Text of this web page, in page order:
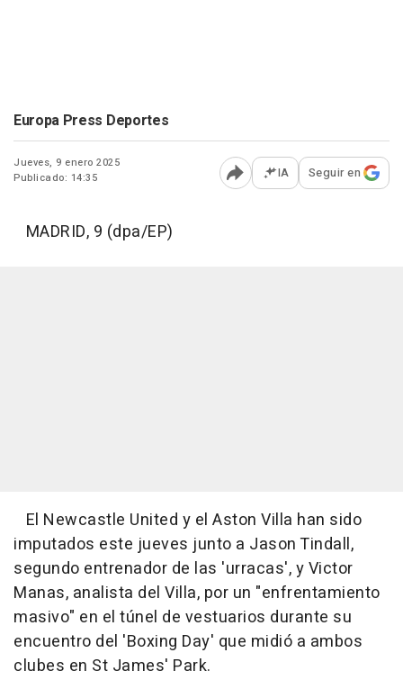
Europa Press Deportes
Jueves, 9 enero 2025
Publicado: 14:35
Abrir opciones para
IA Seguir en
MADRID, 9 (dpa/EP)
El Newcastle United y el Aston Villa han sido
imputados este jueves junto a Jason Tindall,
segundo entrenador de las 'urracas', y Victor
Manas, analista del Villa, por un "enfrentamiento
masivo" en el túnel de vestuarios durante su
encuentro del 'Boxing Day' que midió a ambos
clubes en St James' Park.